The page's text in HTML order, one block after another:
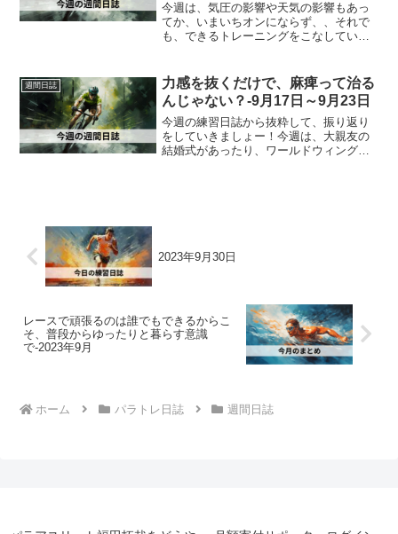
今週は、気圧の影響や天気の影響もあっ
てか、いまいちオンにならず、、それで
も、できるトレーニングをこなしてい
クじゃなくって、その旅路を楽しむイメ
ージやな。それでは振り返り...
週間日誌
力感を抜くだけで、麻痺って治る
んじゃない？-9月17日～9月23日
今週の練習日誌から抜粋して、振り返り
をしていきましょー！今週は、大親友の
結婚式があったり、ワールドウィングの
2023年9月30日
レースで頑張るのは誰でもできるからこ
そ、普段からゆったりと暮らす意識
で-2023年9月
ホーム パラトレ日誌 週間日誌